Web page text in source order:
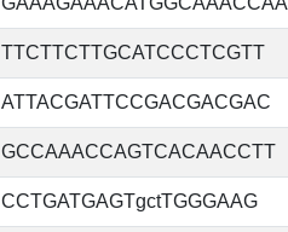
TTCTTCTTGCATCCCTCGTT
ATTACGATTCCGACGACGAC
GCCAAACCAGTCACAACCTT
CCTGATGAGTgctTGGGAAG